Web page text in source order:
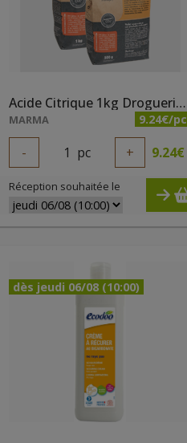
Acide Citrique 1kg Droguerie Ecologique
MARMA 9.24€/pc
- 1 pc + 9.24€
Réception souhaitée le
dès jeudi 06/08 (10:00)